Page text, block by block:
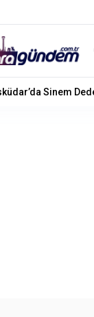
İndirim